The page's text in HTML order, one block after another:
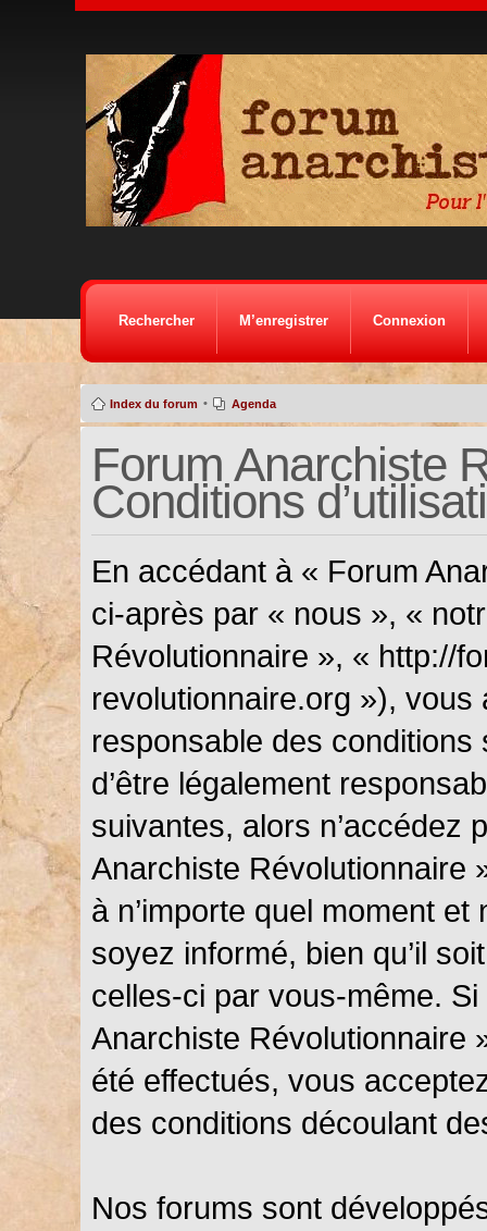
Rechercher M’enregistrer Connexion
Index du forum • Agenda
Forum Anarchiste
Conditions
En accédant à « Forum
ci-après par « nous », «
Révolutionnaire », « http://
revolutionnaire.org »), vous
responsable des conditions
d’être légalement
suivantes, alors n’accédez
Anarchiste Révolutionnaire
à n’importe quel moment
soyez informé, bien qu’il
celles-ci par vous-même.
Anarchiste Révolutionnaire
été effectués, vous
des conditions découlant
Nos forums sont